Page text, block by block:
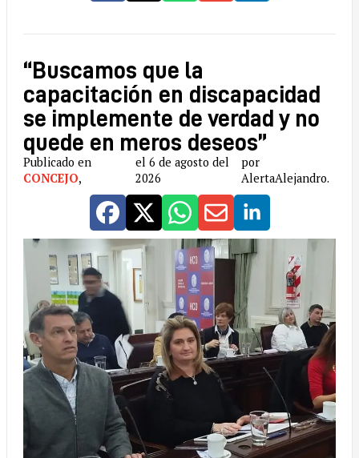
“Buscamos que la
capacitación en discapacidad
se implemente de verdad y no
quede en meros deseos”
Publicado en
CONCEJO,
el 6 de agosto del
2026
por
AlertaAlejandro.